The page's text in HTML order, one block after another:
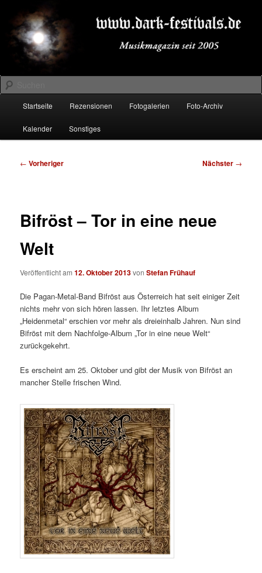
primären
Inhalt
springenDARK-FESTIVALS.DE
Suchen
Startseite Rezensionen Fotogalerien Foto-Archiv
Kalender Sonstiges
Beitragsnavigation
← Vorheriger Nächster →
Bifröst – Tor in eine neue
Welt
Veröffentlicht am12. Oktober 2013vonStefan Frühauf
Die Pagan-Metal-Band Bifröst aus Österreich hat seit einiger Zeit
nichts mehr von sich hören lassen. Ihr letztes Album
„Heidenmetal“ erschien vor mehr als dreieinhalb Jahren. Nun sind
Bifröst mit dem Nachfolge-Album „Tor in eine neue Welt“
zurückgekehrt.
Es erscheint am 25. Oktober und gibt der Musik von Bifröst an
mancher Stelle frischen Wind.